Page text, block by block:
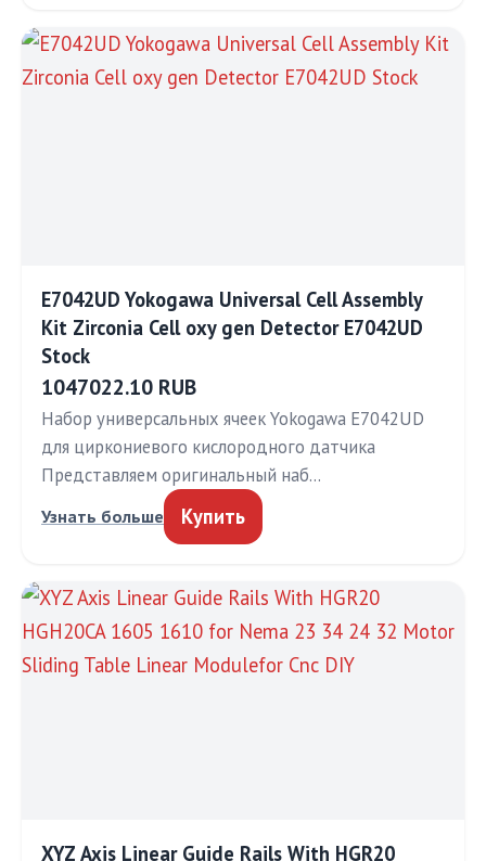
E7042UD Yokogawa Universal Cell Assembly
Kit Zirconia Cell oxy gen Detector E7042UD
Stock
1047022.10 RUB
Набор универсальных ячеек Yokogawa E7042UD
для циркониевого кислородного датчика
Представляем оригинальный наб…
Узнать больше Купить
XYZ Axis Linear Guide Rails With HGR20